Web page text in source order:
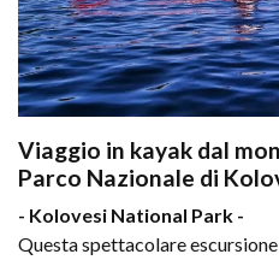
Viaggio in kayak dal
Parco Nazionale di
- Kolovesi National Park -
Questa spettacolare